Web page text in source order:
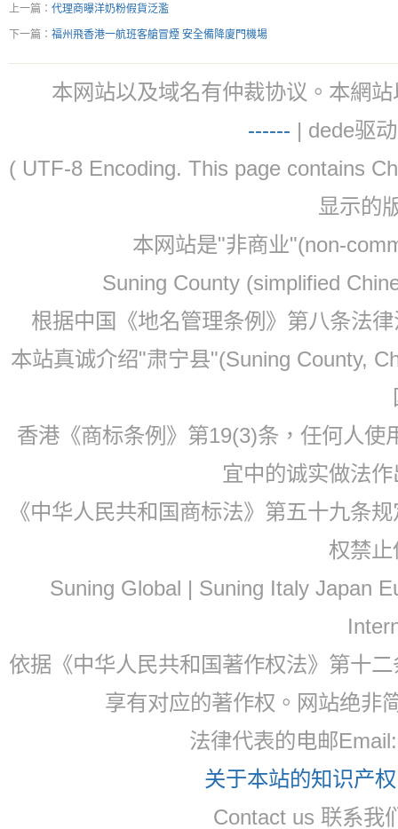
上一篇： 代理商曝洋奶粉假貨泛濫
下一篇： 福州飛香港一航班客艙冒煙 安全備降廈門機場
本网站以及域名有仲裁协议。本網
------ | dede驱
( UTF-8 Encoding. This page contains
显示的
本网站是"非商业"(non-
Suning County (simplified
根据中国《地名管理条例》第八条法
本站真诚介绍"肃宁县"(Suning County,
香港《商标条例》第19(3)条，任何人
宜中的诚实做法
《中华人民共和国商标法》第五十九条
权禁
Suning Global | Suning Italy Japan
依据《中华人民共和国著作权法》第十
享有对应的著作权。网站绝非
法律代表的电邮
关于本站的知识产
Contact us 联系我